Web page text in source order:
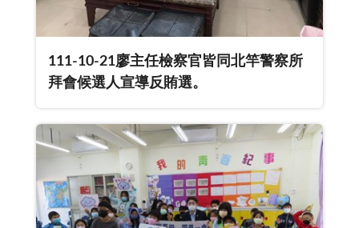
111-10-21廖主任檢察官皆同北竿警察所
拜會候選人宣導反賄選。